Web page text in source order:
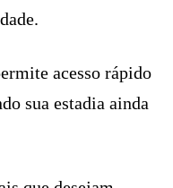
acesso rápido
sua estadia ainda